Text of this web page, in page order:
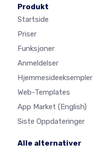
Produkt
Startside
Priser
Funksjoner
Anmeldelser
Hjemmesideeksempler
Web-Templates
App Market (English)
Siste Oppdateringer
Alle alternativer